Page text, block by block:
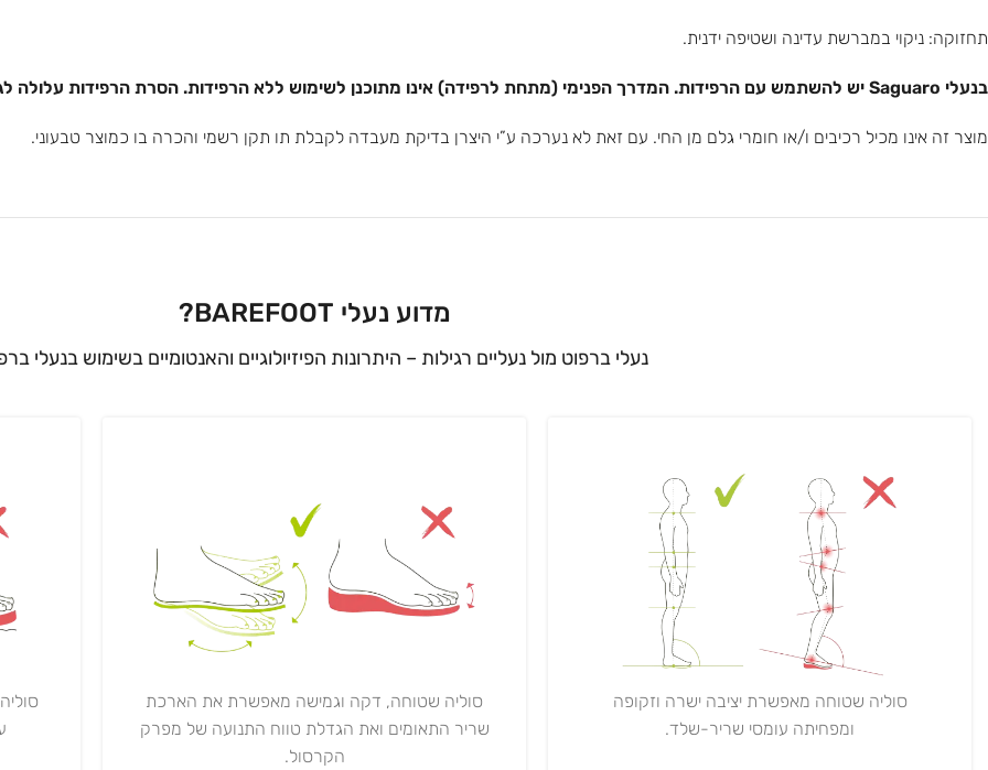
תחזוקה: ניקוי במברשת עדינה ושטיפה ידנית.
בנעלי Saguaro יש להשתמש עם הרפידות. המדרך הפנימי (מתחת לרפידה) אינו מתוכנן לשימוש ללא הרפידות. הסרת הרפידות עלולה לגרום לפגם במדרך. על פגם במדרך אין אחריות.
מוצר זה אינו מכיל רכיבים ו/או חומרי גלם מן החי. עם זאת לא נערכה ע”י היצרן בדיקת מעבדה לקבלת תו תקן רשמי והכרה בו כמוצר טבעוני.
מדוע נעלי BAREFOOT?
נעלי ברפוט מול נעליים רגילות – היתרונות הפיזיולוגיים והאנטומיים בשימוש בנעלי
סוליה שטוחה מאפשרת יציבה ישרה וזקופה
ומפחיתה עומסי שריר-שלד.
סוליה שטוחה, דקה וגמישה מאפשרת את הארכת
שריר התאומים ואת הגדלת טווח התנועה של מפרק
הקרסול.
ע"י